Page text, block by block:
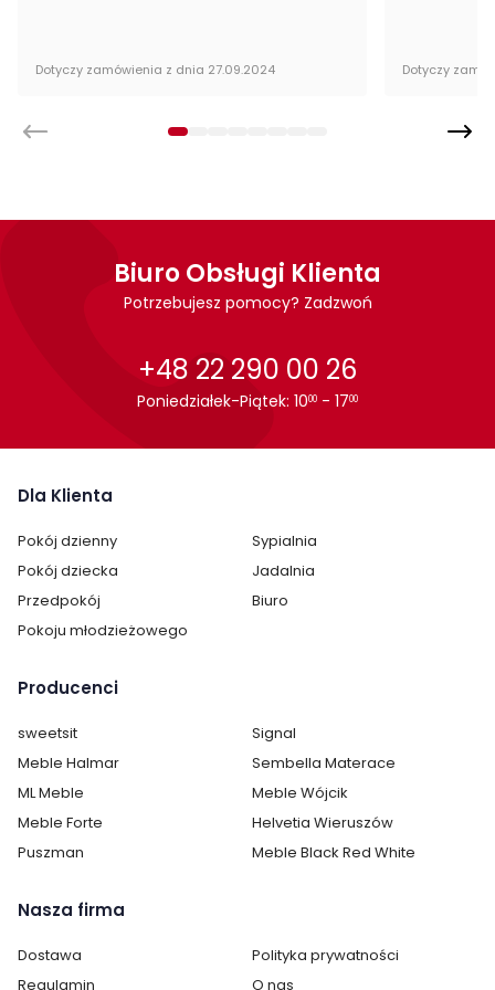
Cechy charakterystyczne
Dotyczy zamówienia z dnia 27.09.2024 Dotyczy
Biuro Obsługi Klienta
Potrzebujesz pomocy? Zadzwoń
+48 22 290 00 26
Poniedziałek-Piątek: 1000 - 1700
Dla Klienta
Pokój dzienny
Sypialnia
Pokój dziecka
Jadalnia
Przedpokój
Biuro
Pokoju młodzieżowego
Producenci
sweetsit
Signal
Meble Halmar
Sembella Materace
ML Meble
Meble Wójcik
Meble Forte
Helvetia Wieruszów
Puszman
Meble Black Red White
Nasza firma
Dostawa
Polityka prywatności
Regulamin
O nas